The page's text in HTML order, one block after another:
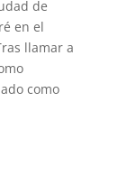
de
en el
llamar a
como